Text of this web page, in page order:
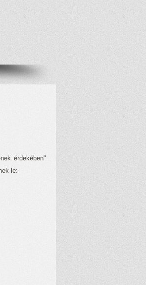
érdekében"
le: